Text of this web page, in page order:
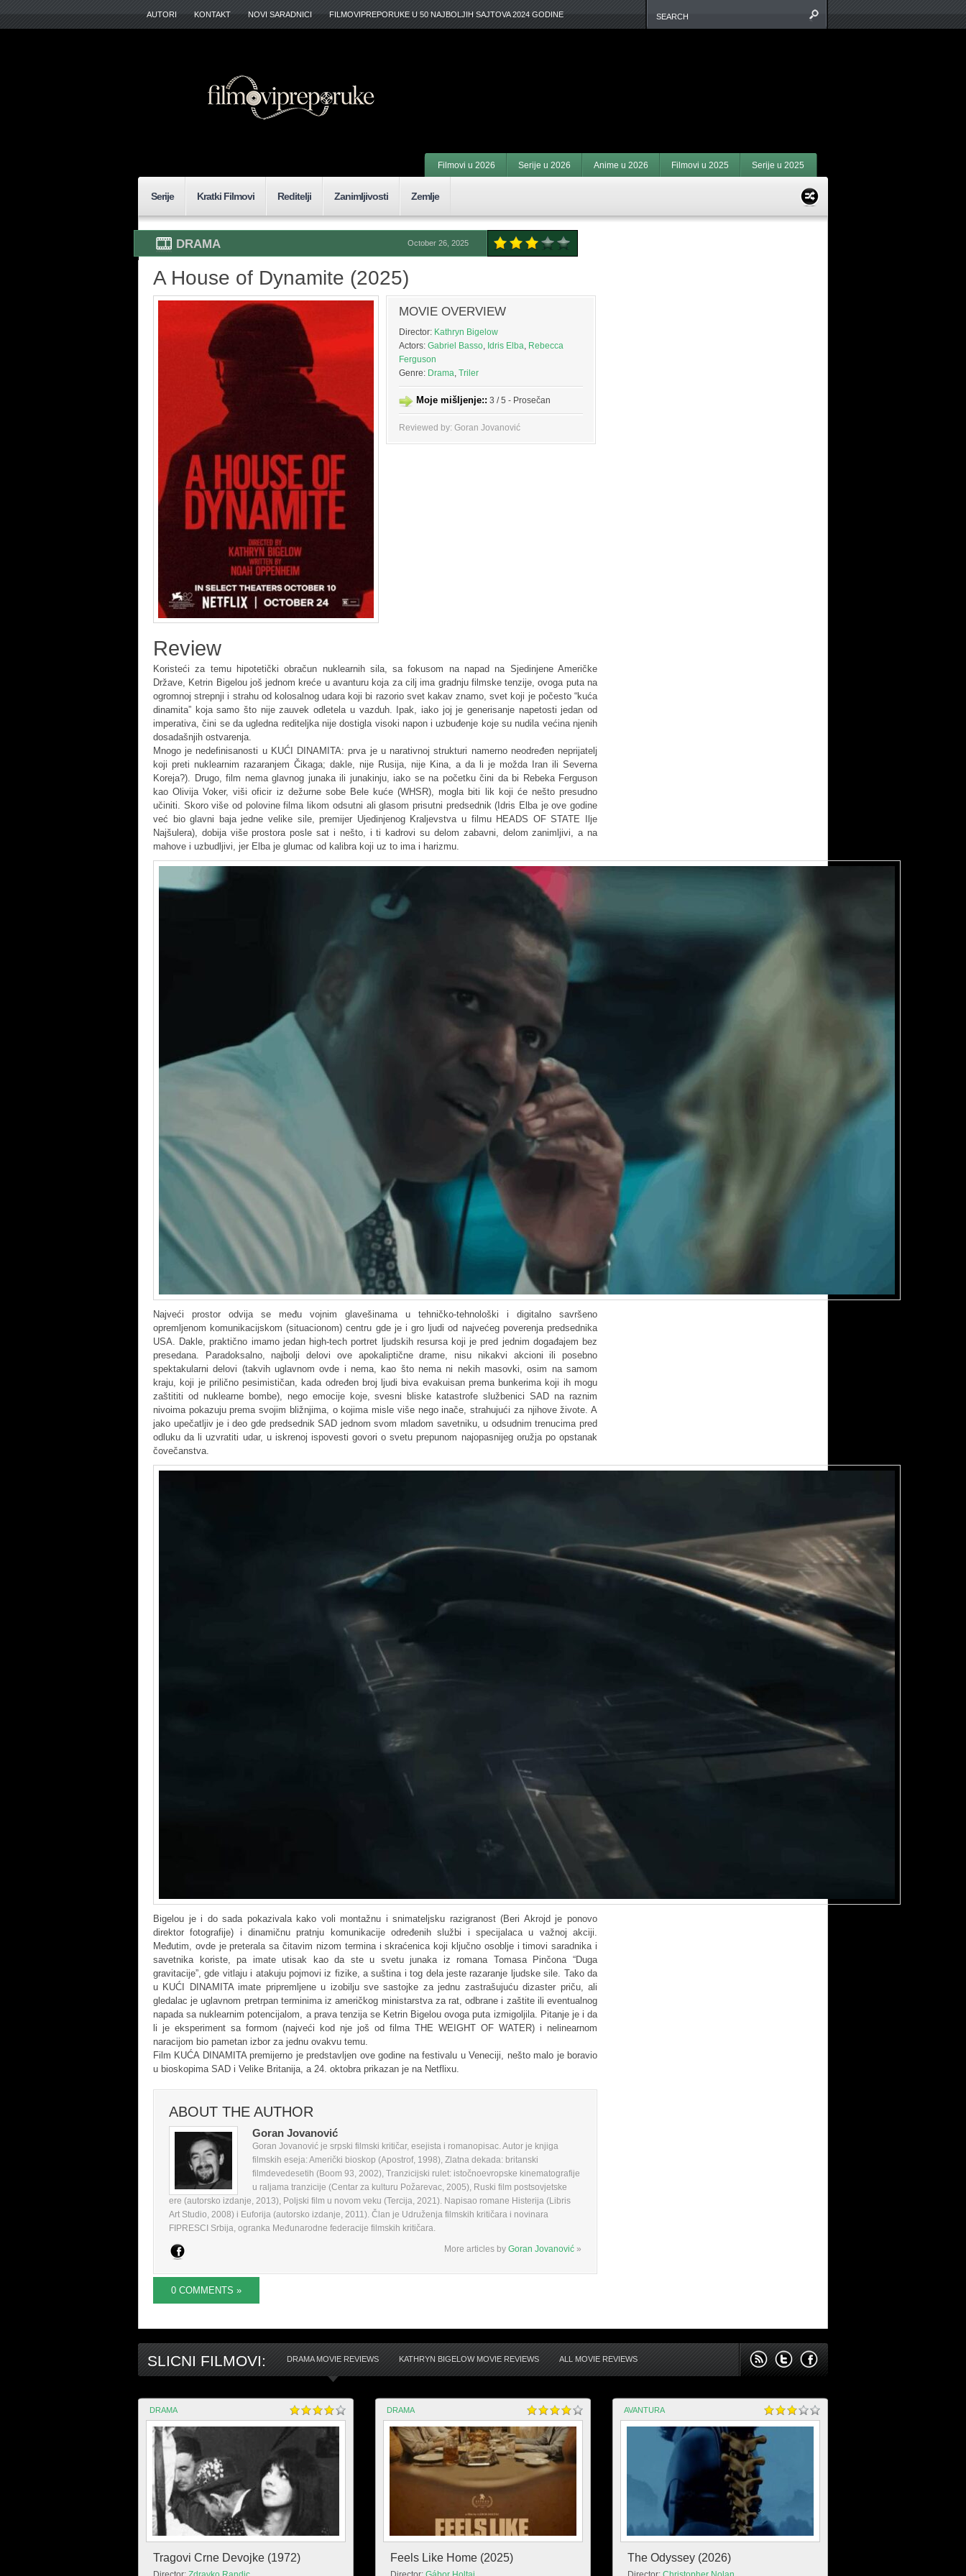
AUTORI KONTAKT NOVI SARADNICI FILMOVIPREPORUKE U 50 NAJBOLJIH SAJTOVA 2024 GODINE
Filmovi u 2026 Serije u 2026 Anime u 2026 Filmovi u 2025 Serije u 2025
Serije Kratki Filmovi Reditelji Zanimljivosti Zemlje
DRAMA October 26, 2025
A House of Dynamite (2025)
MOVIE OVERVIEW
Director: Kathryn Bigelow
Actors: Gabriel Basso Idris Elba
Rebecca
Ferguson
Genre: Drama Triler
Moje mišljenje:: 3 / 5 - Prosečan
Reviewed by: Goran Jovanović
Review
Koristeći za temu hipotetički obračun nuklearnih sila, sa fokusom na napad na Sjedinjene Američke
Države, Ketrin Bigelou još jednom kreće u avanturu koja za cilj ima gradnju filmske tenzije, ovoga puta na
ogromnoj strepnji i strahu od kolosalnog udara koji bi razorio svet kakav znamo, svet koji je počesto “kuća
dinamita” koja samo što nije zauvek odletela u vazduh. Ipak, iako joj je generisanje napetosti jedan od
imperativa, čini se da ugledna rediteljka nije dostigla visoki napon i uzbuđenje koje su nudila većina njenih
dosadašnjih ostvarenja.
Mnogo je nedefinisanosti u KUĆI DINAMITA: prva je u narativnoj strukturi namerno neodređen neprijatelj
koji preti nuklearnim razaranjem Čikaga; dakle, nije Rusija, nije Kina, a da li je možda Iran ili Severna
Koreja?). Drugo, film nema glavnog junaka ili junakinju, iako se na početku čini da bi Rebeka Ferguson
kao Olivija Voker, viši oficir iz dežurne sobe Bele kuće (WHSR), mogla biti lik koji će nešto presudno
učiniti. Skoro više od polovine filma likom odsutni ali glasom prisutni predsednik (Idris Elba je ove godine
već bio glavni baja jedne velike sile, premijer Ujedinjenog Kraljevstva u filmu HEADS OF STATE Ilje
Najšulera), dobija više prostora posle sat i nešto, i ti kadrovi su delom zabavni, delom zanimljivi, a na
mahove i uzbudljivi, jer Elba je glumac od kalibra koji uz to ima i harizmu.
Najveći prostor odvija se među vojnim glavešinama u tehničko-tehnološki i digitalno savršeno
opremljenom komunikacijskom (situacionom) centru gde je i gro ljudi od najvećeg poverenja predsednika
USA. Dakle, praktično imamo jedan high-tech portret ljudskih resursa koji je pred jednim događajem bez
presedana. Paradoksalno, najbolji delovi ove apokaliptične drame, nisu nikakvi akcioni ili posebno
spektakularni delovi (takvih uglavnom ovde i nema, kao što nema ni nekih masovki, osim na samom
kraju, koji je prilično pesimističan, kada određen broj ljudi biva evakuisan prema bunkerima koji ih mogu
zaštititi od nuklearne bombe), nego emocije koje, svesni bliske katastrofe službenici SAD na raznim
nivoima pokazuju prema svojim bližnjima, o kojima misle više nego inače, strahujući za njihove živote. A
jako upečatljiv je i deo gde predsednik SAD jednom svom mladom savetniku, u odsudnim trenucima pred
odluku da li uzvratiti udar, u iskrenoj ispovesti govori o svetu prepunom najopasnijeg oružja po opstanak
čovečanstva.
Bigelou je i do sada pokazivala kako voli montažnu i snimateljsku razigranost (Beri Akrojd je ponovo
direktor fotografije) i dinamičnu pratnju komunikacije određenih službi i specijalaca u važnoj akciji.
Međutim, ovde je preterala sa čitavim nizom termina i skraćenica koji ključno osoblje i timovi saradnika i
savetnika koriste, pa imate utisak kao da ste u svetu junaka iz romana Tomasa Pinčona “Duga
gravitacije”, gde vitlaju i atakuju pojmovi iz fizike, a suština i tog dela jeste razaranje ljudske sile. Tako da
u KUĆI DINAMITA imate pripremljene u izobilju sve sastojke za jednu zastrašujuću dizaster priču, ali
gledalac je uglavnom pretrpan terminima iz američkog ministarstva za rat, odbrane i zaštite ili eventualnog
napada sa nuklearnim potencijalom, a prava tenzija se Ketrin Bigelou ovoga puta izmigoljila. Pitanje je i da
li je eksperiment sa formom (najveći kod nje još od filma THE WEIGHT OF WATER) i nelinearnom
naracijom bio pametan izbor za jednu ovakvu temu.
Film KUĆA DINAMITA premijerno je predstavljen ove godine na festivalu u Veneciji, nešto malo je boravio
u bioskopima SAD i Velike Britanija, a 24. oktobra prikazan je na Netflixu.
ABOUT THE AUTHOR
Goran Jovanović
Goran Jovanović je srpski filmski kritičar, esejista i romanopisac. Autor je knjiga
filmskih eseja: Američki bioskop (Apostrof, 1998), Zlatna dekada: britanski
filmdevedesetih (Boom 93, 2002), Tranzicijski rulet: istočnoevropske kinematografije
u raljama tranzicije (Centar za kulturu Požarevac, 2005), Ruski film postsovjetske
ere (autorsko izdanje, 2013), Poljski film u novom veku (Tercija, 2021). Napisao romane Histerija (Libris
Art Studio, 2008) i Euforija (autorsko izdanje, 2011). Član je Udruženja filmskih kritičara i novinara
FIPRESCI Srbija, ogranka Međunarodne federacije filmskih kritičara.
More articles by Goran Jovanović »
0 COMMENTS »
SLICNI FILMOVI: DRAMA MOVIE REVIEWS KATHRYN BIGELOW MOVIE REVIEWS ALL MOVIE REVIEWS
DRAMA
Tragovi Crne Devojke (1972)
DRAMA
Feels Like Home (2025)
AVANTURA
The Odyssey (2026)